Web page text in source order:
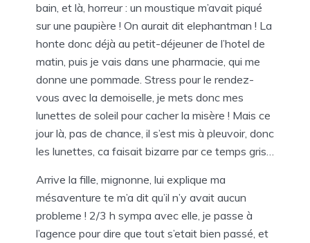
bain, et là, horreur : un moustique m’avait piqué
sur une paupière ! On aurait dit elephantman ! La
honte donc déjà au petit-déjeuner de l’hotel de
matin, puis je vais dans une pharmacie, qui me
donne une pommade. Stress pour le rendez-
vous avec la demoiselle, je mets donc mes
lunettes de soleil pour cacher la misère ! Mais ce
jour là, pas de chance, il s’est mis à pleuvoir, donc
les lunettes, ca faisait bizarre par ce temps gris…
Arrive la fille, mignonne, lui explique ma
mésaventure te m’a dit qu’il n’y avait aucun
probleme ! 2/3 h sympa avec elle, je passe à
l’agence pour dire que tout s’etait bien passé, et